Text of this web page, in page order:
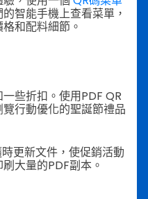
智能手機上查看菜單，
和配料細節。
些折扣。使用PDF QR
行動優化的聖誕節禮品
更新文件，使促銷活動
大量的PDF副本。